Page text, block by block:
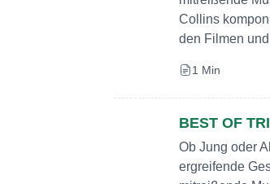
Collins
den Filmen
1 Min
BEST OF
Ob Jung oder
ergreifende